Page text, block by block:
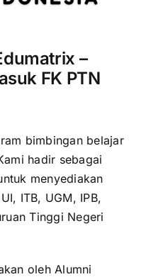
–
FK PTN
bimbingan belajar
hadir sebagai
menyediakan
ITB, UGM, IPB,
Tinggi Negeri
oleh Alumni